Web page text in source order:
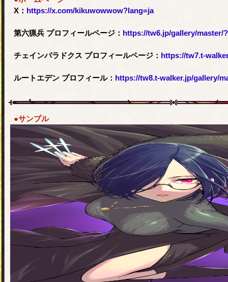
X： https://x.com/kikuwowwow?lang=ja
第六猟兵 プロフィールページ： https://tw6.jp/gallery/master/
チェインパラドクス プロフィールページ： https://tw7.t-
ルートエデン プロフィール： https://tw8.t-walker.jp/gallery/
●サンプル